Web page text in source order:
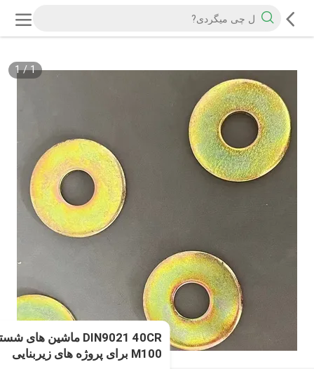
1
/
1
M100 برای پروژه های زیربنایی